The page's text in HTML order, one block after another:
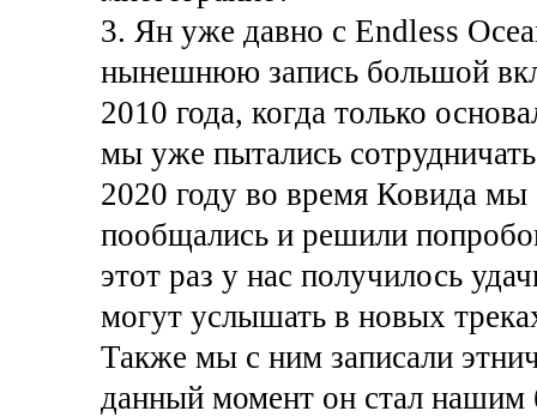
3. Ян уже давно с Endless
нынешнюю запись большой
2010 года, когда только
мы уже пытались
2020 году во время Ковида мы
пообщались и решили
этот раз у нас получилось
могут услышать в новых
Также мы с ним записали
данный момент он стал нашим